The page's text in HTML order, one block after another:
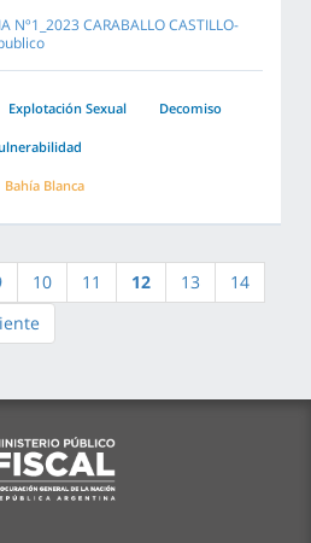
Nº1_2023 CARABALLO CASTILLO-
Explotación Sexual Decomiso
Bahía Blanca
10 11 12 13
14